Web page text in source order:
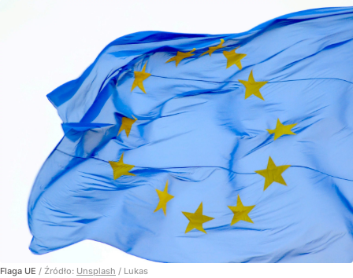
Flaga UE / Źródło: Unsplash / Lukas